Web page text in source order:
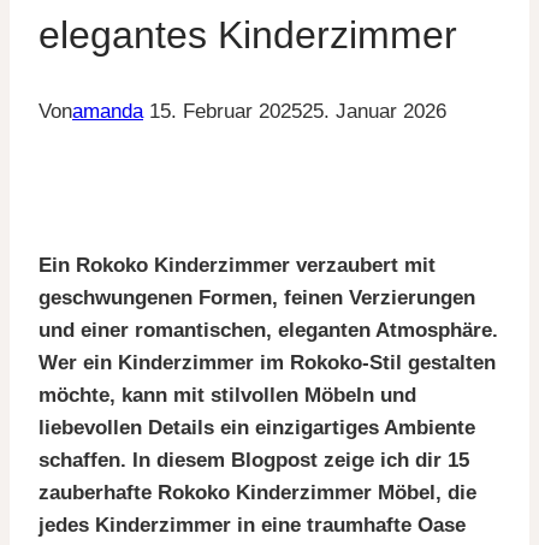
elegantes Kinderzimmer
Vonamanda 15. Februar 202525. Januar 2026
Ein Rokoko Kinderzimmer verzaubert mit
geschwungenen Formen, feinen Verzierungen
und einer romantischen, eleganten Atmosphäre.
Wer ein Kinderzimmer im Rokoko-Stil gestalten
möchte, kann mit stilvollen Möbeln und
liebevollen Details ein einzigartiges Ambiente
schaffen. In diesem Blogpost zeige ich dir 15
zauberhafte Rokoko Kinderzimmer Möbel, die
jedes Kinderzimmer in eine traumhafte Oase